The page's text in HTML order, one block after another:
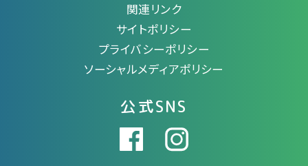
関連リンク
サイトポリシー
プライバシーポリシー
ソーシャルメディアポリシー
公式SNS